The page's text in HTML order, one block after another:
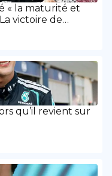
« la maturité et
victoire de
l’expérience »
qu’il revient sur